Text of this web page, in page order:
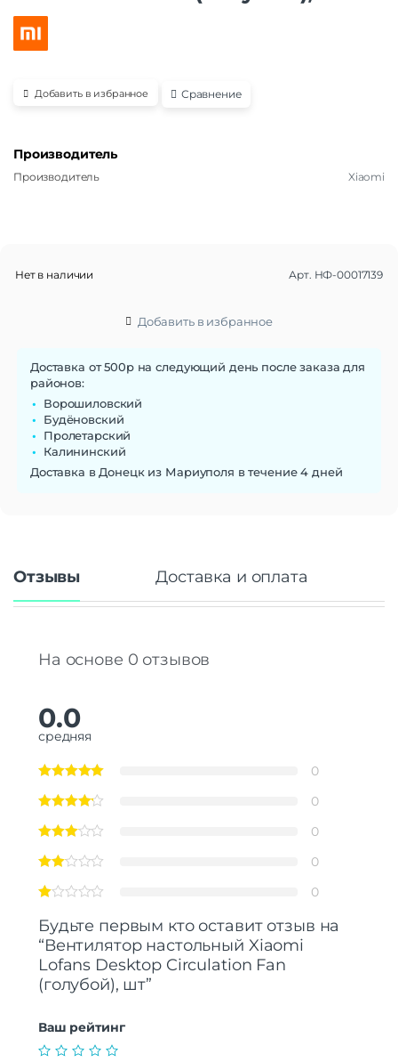
Добавить в избранное Сравнение
Производитель
Производитель Xiaomi
Нет в наличии Арт. НФ-00017139
Добавить в избранное
Доставка от 500р на следующий день после заказа для
районов:
Ворошиловский
Будёновский
Пролетарский
Калининский
Доставка в Донецк из Мариуполя в течение 4 дней
Отзывы Доставка и оплата
На основе 0 отзывов
0.0
средняя
0
0
0
0
0
Будьте первым кто оставит отзыв на
“Вентилятор настольный Xiaomi
Lofans Desktop Circulation Fan
(голубой), шт”
Ваш рейтинг